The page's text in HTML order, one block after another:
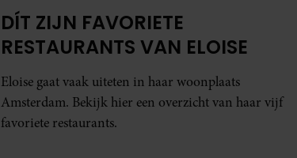
DÍT ZIJN FAVORIETE
RESTAURANTS VAN ELOISE
Eloise gaat vaak uiteten in haar woonplaats
Amsterdam. Bekijk hier een overzicht van haar vijf
favoriete restaurants.